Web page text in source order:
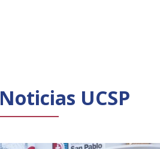
Noticias UCSP